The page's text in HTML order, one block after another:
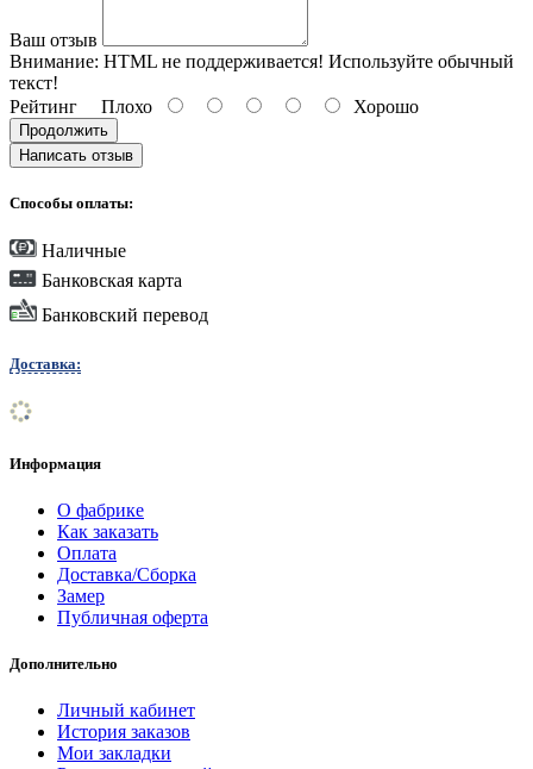
Ваш отзыв
Внимание: HTML не поддерживается! Используйте обычный
текст!
Рейтинг Плохо Хорошо
Продолжить
Написать отзыв
Способы оплаты:
Наличные
Банковская карта
Банковский перевод
Доставка:
Информация
О фабрике
Как заказать
Оплата
Доставка/Сборка
Замер
Публичная оферта
Дополнительно
Личный кабинет
История заказов
Мои закладки